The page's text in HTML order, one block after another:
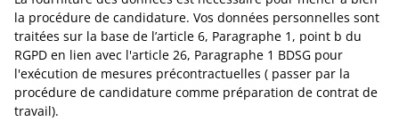
la procédure de candidature. Vos données personnelles sont
traitées sur la base de l’article 6, Paragraphe 1, point b du
RGPD en lien avec l'article 26, Paragraphe 1 BDSG pour
l'exécution de mesures précontractuelles ( passer par la
procédure de candidature comme préparation de contrat de
travail).